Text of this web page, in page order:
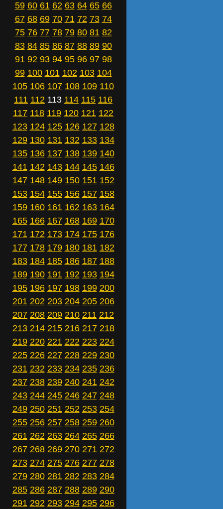
59 60 61 62 63 64 65 66
67 68 69 70 71 72 73 74
75 76 77 78 79 80 81 82
83 84 85 86 87 88 89 90
91 92 93 94 95 96 97 98
99 100 101 102 103 104
105 106 107 108 109 110
111 112 113 114 115 116
117 118 119 120 121 122
123 124 125 126 127 128
129 130 131 132 133 134
135 136 137 138 139 140
141 142 143 144 145 146
147 148 149 150 151 152
153 154 155 156 157 158
159 160 161 162 163 164
165 166 167 168 169 170
171 172 173 174 175 176
177 178 179 180 181 182
183 184 185 186 187 188
189 190 191 192 193 194
195 196 197 198 199 200
201 202 203 204 205 206
207 208 209 210 211 212
213 214 215 216 217 218
219 220 221 222 223 224
225 226 227 228 229 230
231 232 233 234 235 236
237 238 239 240 241 242
243 244 245 246 247 248
249 250 251 252 253 254
255 256 257 258 259 260
261 262 263 264 265 266
267 268 269 270 271 272
273 274 275 276 277 278
279 280 281 282 283 284
285 286 287 288 289 290
291 292 293 294 295 296